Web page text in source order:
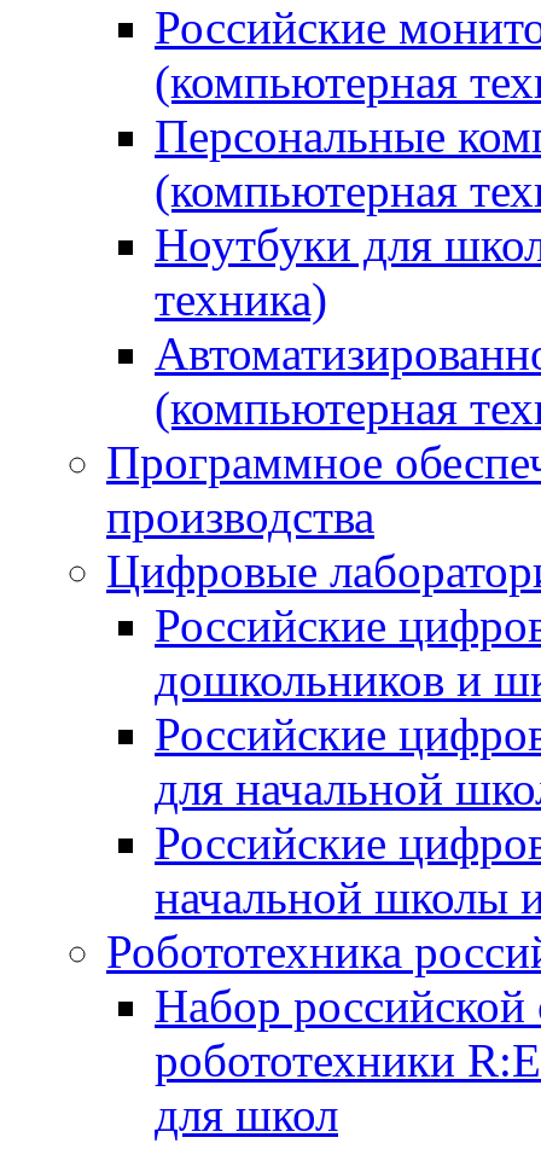
Российские
(компьютерная
Персональные
(компьютерная
Ноутбуки для
техника)
(компьютерная
Программное
производства
Цифровые
Российские
дошкольников и
Российские
для начальной
Российские
начальной школы
Робототехника
Набор российской
робототехники
для школ